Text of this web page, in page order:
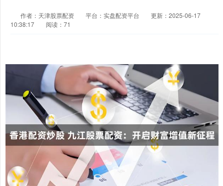
作者：天津股票配资 平台：实盘配资平台
更新：2025-06-17
10:38:17
阅读：71